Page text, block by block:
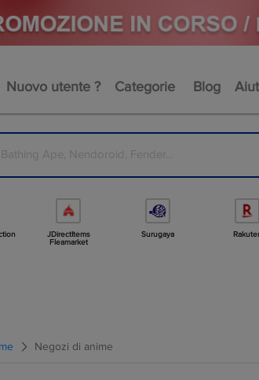
Nuovo utente ? Categorie Blog
JDirectItems
Fleamarket
Surugaya
Negozi di anime